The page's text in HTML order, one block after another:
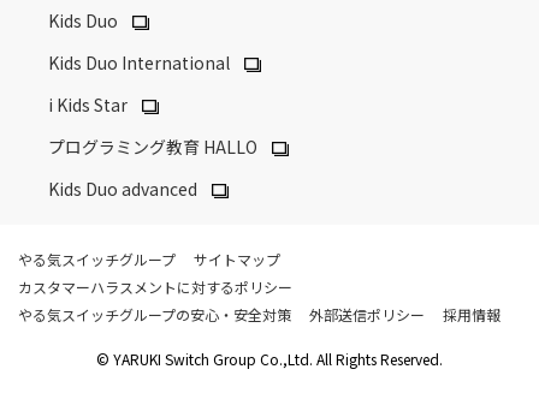
Kids Duo
Kids Duo International
i Kids Star
プログラミング教育 HALLO
Kids Duo advanced
やる気スイッチグループ
サイトマップ
カスタマーハラスメントに対するポリシー
やる気スイッチグループの安心・安全対策
外部送信ポリシー 採用情報
© YARUKI Switch Group Co.,Ltd. All Rights Reserved.